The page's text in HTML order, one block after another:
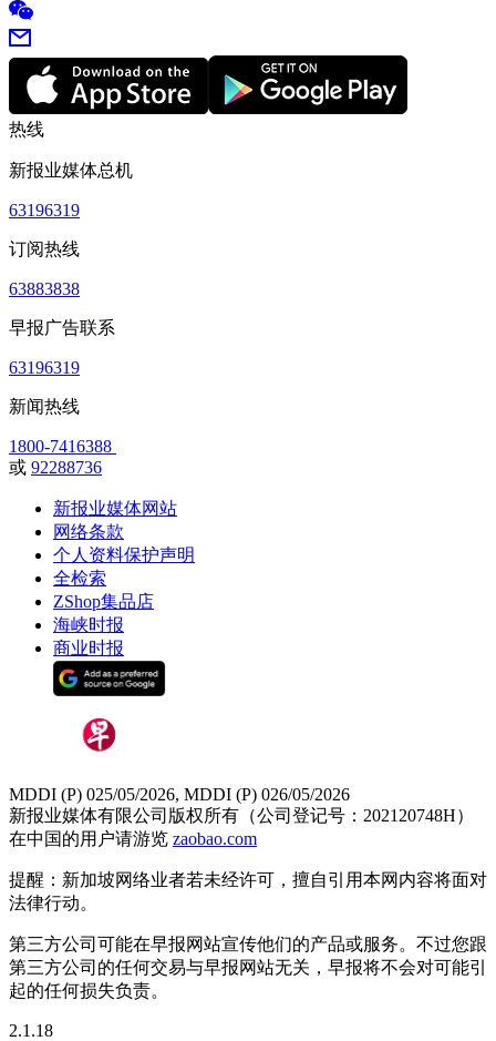
热线
新报业媒体总机
63196319
订阅热线
63883838
早报广告联系
63196319
新闻热线
1800-7416388
或 92288736
新报业媒体网站
网络条款
个人资料保护声明
全检索
ZShop集品店
海峡时报
商业时报
MDDI (P) 025/05/2026, MDDI (P) 026/05/2026
新报业媒体有限公司版权所有（公司登记号：202120748H）
在中国的用户请游览 zaobao.com
提醒：新加坡网络业者若未经许可，擅自引用本网内容将面对
法律行动。
第三方公司可能在早报网站宣传他们的产品或服务。不过您跟
第三方公司的任何交易与早报网站无关，早报将不会对可能引
起的任何损失负责。
2.1.18